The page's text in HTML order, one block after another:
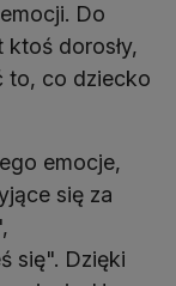
Do
dorosły,
to, co dziecko
emocje,
się za
się". Dzięki